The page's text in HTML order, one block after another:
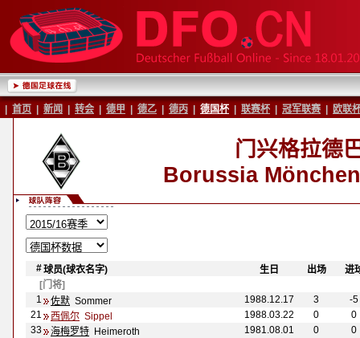
首页 新闻 转会 德甲 德乙 德丙 德国杯 联赛杯 冠军联赛 欧联
门兴格拉德
Borussia M
#球员(球衣名字) 生日 出场-
进
[门将]
1
佐默 Sommer 1988.12.17 3
-5
21
西佩尔 Sippel 1988.03.22 0
0
33
海梅罗特 Heimeroth 1981.08.01 0
0